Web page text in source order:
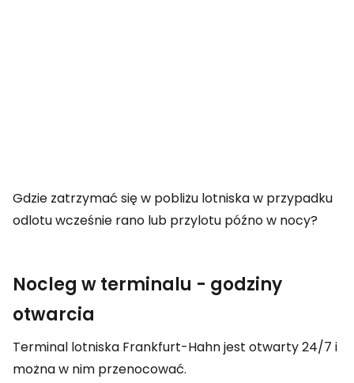
Gdzie zatrzymać się w pobliżu lotniska w przypadku
odlotu wcześnie rano lub przylotu późno w nocy?
Nocleg w terminalu - godziny
otwarcia
Terminal lotniska Frankfurt-Hahn jest otwarty 24/7 i
można w nim przenocować.